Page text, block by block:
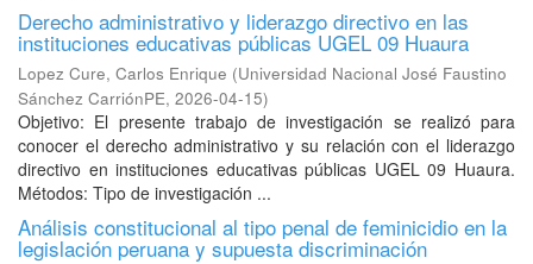
Derecho administrativo y liderazgo directivo en las
instituciones educativas públicas UGEL 09 Huaura
Lopez Cure, Carlos Enrique (Universidad Nacional José Faustino
Sánchez CarriónPE, 2026-04-15)
Objetivo: El presente trabajo de investigación se realizó para
conocer el derecho administrativo y su relación con el liderazgo
directivo en instituciones educativas públicas UGEL 09 Huaura.
Métodos: Tipo de investigación ...
Análisis constitucional al tipo penal de feminicidio en la
legislación peruana y supuesta discriminación